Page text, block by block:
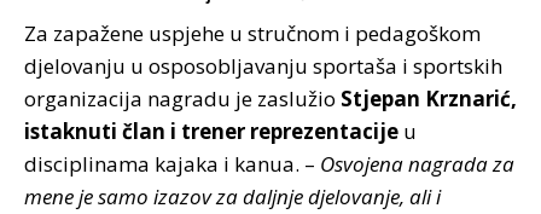
Za zapažene uspjehe u stručnom i pedagoškom
djelovanju u osposobljavanju sportaša i sportskih
organizacija nagradu je zaslužio Stjepan Krznarić,
istaknuti član i trener reprezentacije u
disciplinama kajaka i kanua. – Osvojena nagrada za
mene je samo izazov za daljnje djelovanje, ali i